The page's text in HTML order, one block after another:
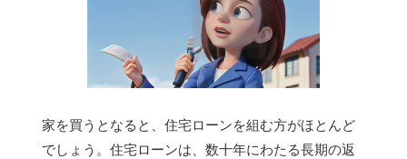
家を買うとなると、住宅ローンを組む方がほとんど
でしょう。住宅ローンは、数十年にわたる長期の返